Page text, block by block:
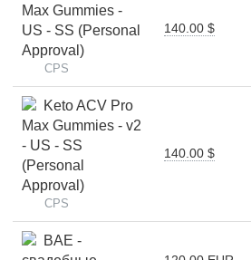
Max Gummies -
US - SS (Personal
Approval)
CPS
140.00 $
Keto ACV Pro
Max Gummies - v2
- US - SS
(Personal
Approval)
CPS
140.00 $
BAE -